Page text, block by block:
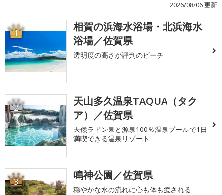
2026/08/06 更新
1
相賀の浜海水浴場・北浜海水
浴場／佐賀県
透明度の高さが評判のビーチ
2
天山多久温泉TAQUA（タク
ア）／佐賀県
天然ラドン泉と源泉100％温泉プールで1日
満喫できる温泉リゾート
3 鳴神公園／佐賀県
穏やかな水の流れに心も体も癒される